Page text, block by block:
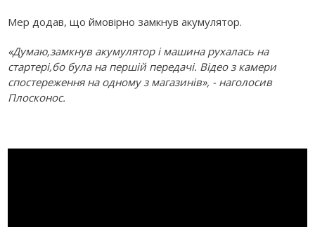
Мер додав, що ймовірно замкнув акумулятор.
«Думаю,замкнув акумулятор і машина рухалась на
стартері,бо була на першій передачі. Відео з камери
спостереження на одному з магазинів», - наголосив
Плосконос.